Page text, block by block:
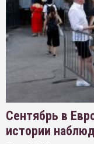
Сентябрь в
истории